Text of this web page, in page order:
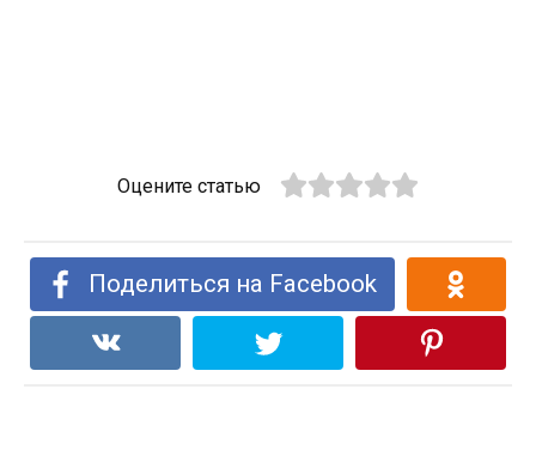
Оцените статью
Поделиться на Facebook